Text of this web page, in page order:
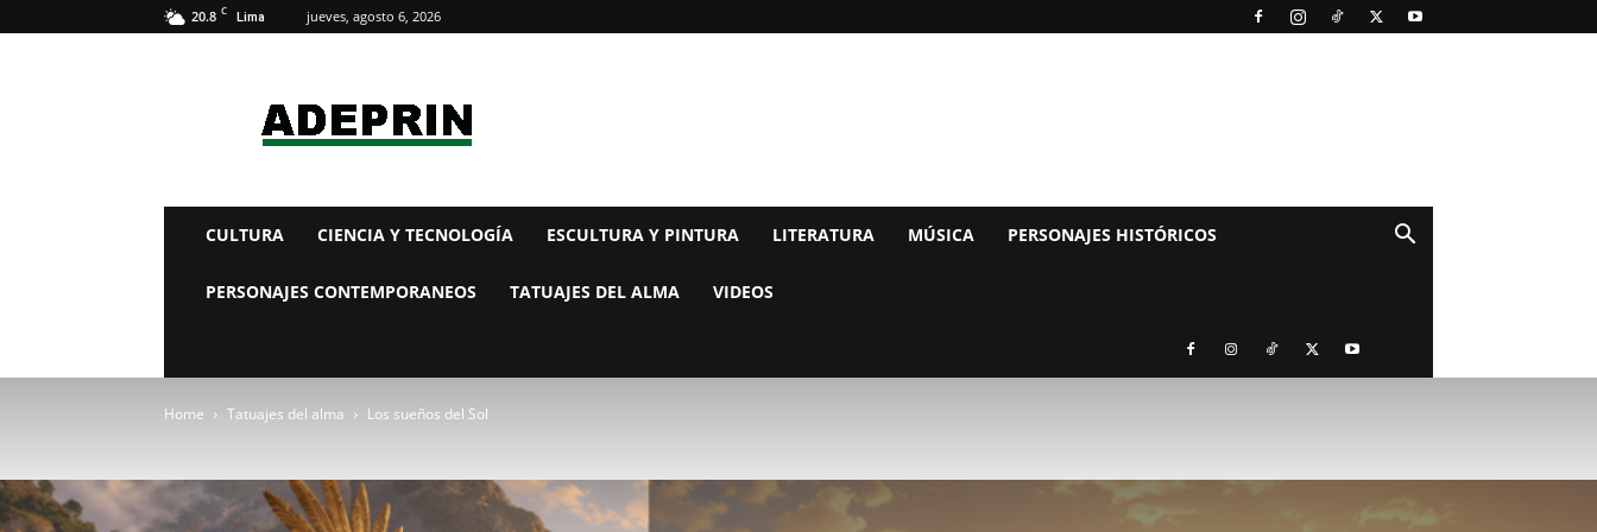
20.8 C Lima jueves, agosto 6, 2026
CULTURA CIENCIA Y TECNOLOGÍA ESCULTURA Y PINTURA LITERATURA MÚSICA PERSONAJES HISTÓRICOS
PERSONAJES CONTEMPORANEOS TATUAJES DEL ALMA VIDEOS
Home Tatuajes del alma Los sueños del Sol